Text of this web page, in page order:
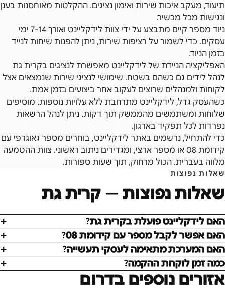
תיעוד, מעקב איכות שירות ואימון נציגים. ההקלטות מאוחסנות בענן
ונגישות מכל מכשיר.
ניוד מספר קיים מתבצע על ידי צוות לידקליינט ואורך 7-14 ימי
עסקים. כדי לשמור על רציפות שירות, ניתן להפנות שיחות לנייד
בזמן הניוד.
האפליקציה הניידת של לידקליינט מאפשרת לנציגים בקרית גת
לנהל לידים גם כשהם בשטח. שימושי לנציגי שירות שנמצאים אצל
לקוחות ולמנהלים שרוצים לעקוב אחר ביצועים בזמן אמת.
כשהעסק גדל, לידקליינט מתרחבת ללא עלויות נוספות. מוסיפים
שלוחות ומשתמשים מהממשק תוך דקות. ניתן לנהל הרשאות
נפרדות לכל תפקיד בארגון.
כדי להתחיל, נרשמים באתר לידקליינט, בוחרים מספר גאוגרפי עם
קידומת 08 או מספר ארצי, ומגדירים ניתוב ראשוני. צוות ההטמעה
מלווה בעברית. הכול מרחוק, תוך שעות ספורות.
שאלות נפוצות
שאלות נפוצות — קרית גת
האם לידקליינט פועלת בקרית גת?
האם אפשר לקבל מספר עם קידומת 08?
האם המערכת מתאימה לעסקי תעשייה?
כמה זמן לוקחת ההקמה?
אזורים נוספים בדרום